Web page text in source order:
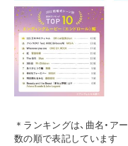
＊ランキングは、曲名・
数の順で表記しています